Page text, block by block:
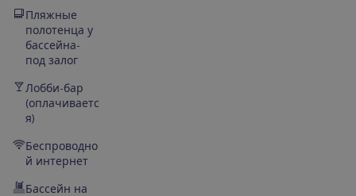
Пляжные
полотенца у
бассейна-
под залог
Лобби-бар
(оплачиваетс
я)
Беспроводно
й интернет
Бассейн на